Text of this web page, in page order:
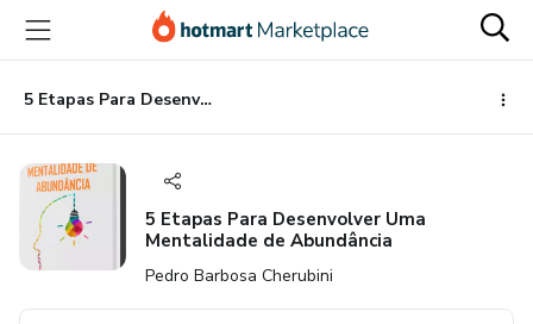
para
conteúdo
principal
para
pagamento
para
rodapé
5 Etapas Para Desenvolver Uma Mentalidade de Abundância
5 Etapas Para Desenvolver Uma
Mentalidade de Abundância
Pedro Barbosa Cherubini